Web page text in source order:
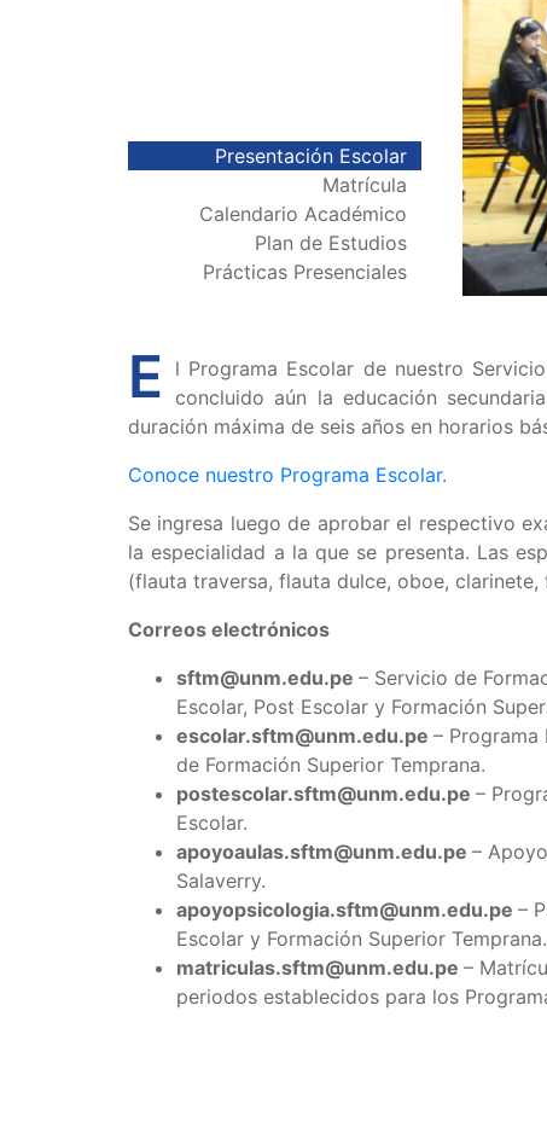
Presentación Escolar
Matrícula
Calendario Académico
Plan de Estudios
Prácticas Presenciales
E
l Programa Escolar de nuestro
concluido aún la educación
duración máxima de seis años en horarios
Conoce nuestro Programa Escolar.
Se ingresa luego de aprobar el respectivo
la especialidad a la que se presenta. Las
(flauta traversa, flauta dulce, oboe,
Correos electrónicos
sftm@unm.edu.pe – Servicio de
Escolar, Post Escolar y Formación
escolar.sftm@unm.edu.pe – Programa
de Formación Superior Temprana.
postescolar.sftm@unm.edu.pe –
Escolar.
apoyoaulas.sftm@unm.edu.pe –
Salaverry.
apoyopsicologia.sftm@unm.edu.pe –
Escolar y Formación Superior Temprana.
matriculas.sftm@unm.edu.pe –
periodos establecidos para los